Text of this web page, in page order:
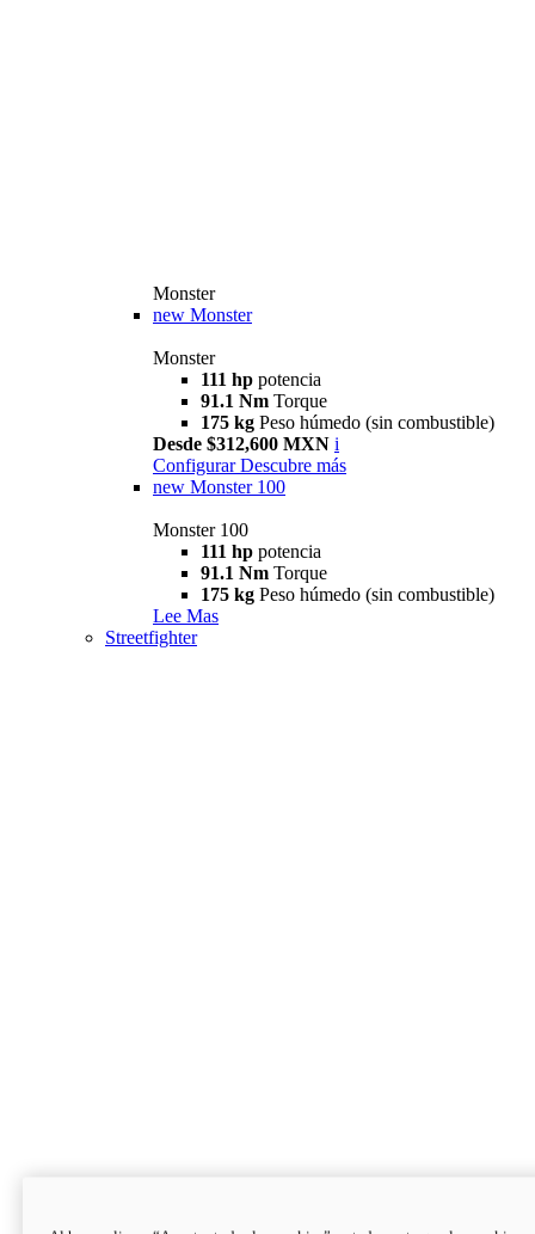
Monster
new Monster
Monster
111 hp potencia
91.1 Nm Torque
175 kg Peso húmedo (sin combustible)
Desde $312,600 MXN i
Configurar Descubre más
new Monster 100
Monster 100
111 hp potencia
91.1 Nm Torque
175 kg Peso húmedo (sin combustible)
Lee Mas
Streetfighter